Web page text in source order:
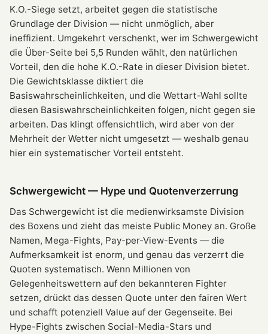
K.O.-Siege setzt, arbeitet gegen die statistische
Grundlage der Division — nicht unmöglich, aber
ineffizient. Umgekehrt verschenkt, wer im Schwergewicht
die Über-Seite bei 5,5 Runden wählt, den natürlichen
Vorteil, den die hohe K.O.-Rate in dieser Division bietet.
Die Gewichtsklasse diktiert die
Basiswahrscheinlichkeiten, und die Wettart-Wahl sollte
diesen Basiswahrscheinlichkeiten folgen, nicht gegen sie
arbeiten. Das klingt offensichtlich, wird aber von der
Mehrheit der Wetter nicht umgesetzt — weshalb genau
hier ein systematischer Vorteil entsteht.
Schwergewicht — Hype und Quotenverzerrung
Das Schwergewicht ist die medienwirksamste Division
des Boxens und zieht das meiste Public Money an. Große
Namen, Mega-Fights, Pay-per-View-Events — die
Aufmerksamkeit ist enorm, und genau das verzerrt die
Quoten systematisch. Wenn Millionen von
Gelegenheitswettern auf den bekannteren Fighter
setzen, drückt das dessen Quote unter den fairen Wert
und schafft potenziell Value auf der Gegenseite. Bei
Hype-Fights zwischen Social-Media-Stars und